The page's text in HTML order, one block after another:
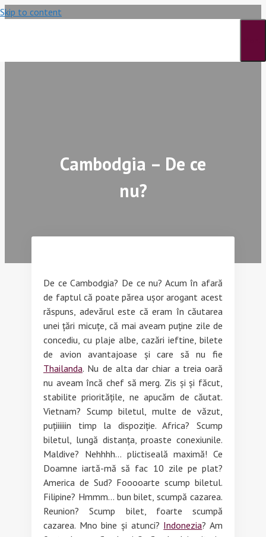
Skip to content
Cambodgia – De ce
nu?
De ce Cambodgia? De ce nu? Acum în afară
de faptul că poate părea ușor arogant acest
răspuns, adevărul este că eram în căutarea
unei țări micuțe, că mai aveam puține zile de
concediu, cu plaje albe, cazări ieftine, bilete
de avion avantajoase și care să nu fie
Thailanda. Nu de alta dar chiar a treia oară
nu aveam încă chef să merg. Zis și și făcut,
stabilite prioritățile, ne apucăm de căutat.
Vietnam? Scump biletul, multe de văzut,
puțiiiiiin timp la dispoziție. Africa? Scump
biletul, lungă distanța, proaste conexiunile.
Maldive? Nehhhh… plictiseală maximă! Ce
Doamne iartă-mă să fac 10 zile pe plat?
America de Sud? Fooooarte scump biletul.
Filipine? Hmmm… bun bilet, scumpă cazarea.
Reunion? Scump bilet, foarte scumpă
cazarea. Mno bine și atunci? Indonezia? Am